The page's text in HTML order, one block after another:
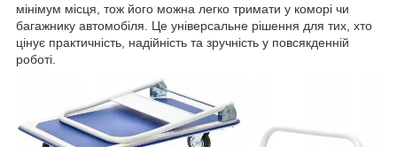
мінімум місця, тож його можна легко тримати у коморі чи
багажнику автомобіля. Це універсальне рішення для тих, хто
цінує практичність, надійність та зручність у повсякденній
роботі